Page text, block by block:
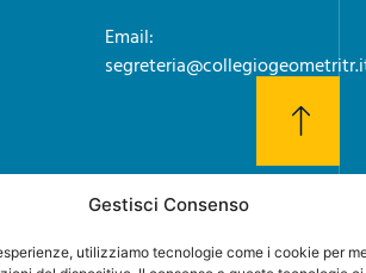
Gestisci Consenso
utilizziamo tecnologie come i cookie per
Email: